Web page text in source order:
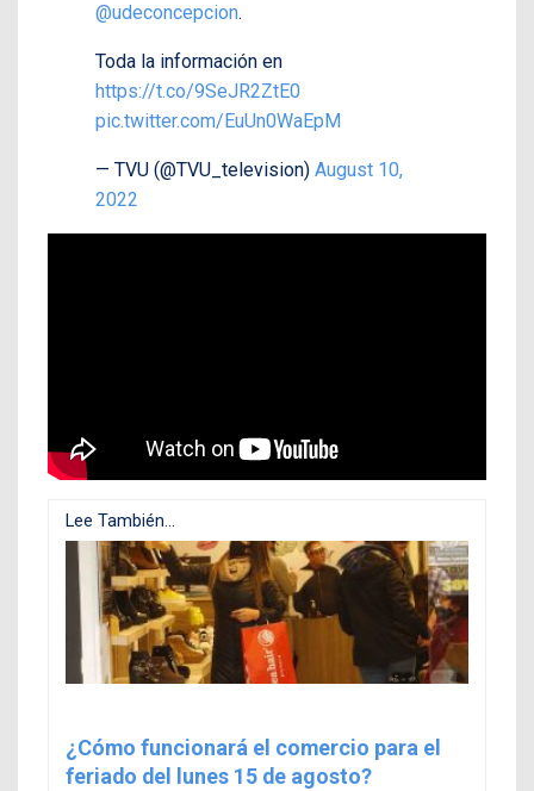
@udeconcepcion.
Toda la información en
https://t.co/9SeJR2ZtE0
pic.twitter.com/EuUn0WaEpM
— TVU (@TVU_television) August 10,
2022
Lee También...
¿Cómo funcionará el comercio para el
feriado del lunes 15 de agosto?